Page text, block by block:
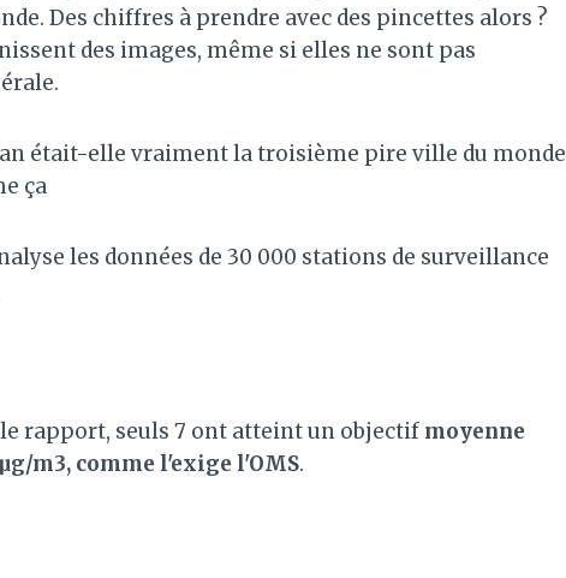
Des chiffres à prendre avec des pincettes alors ?
des images, même si elles ne sont pas
était-elle vraiment la troisième pire ville du monde
ça
les données de 30 000 stations de surveillance
le rapport, seuls 7 ont atteint un objectif moyenne
m3, comme l'exige l'OMS.